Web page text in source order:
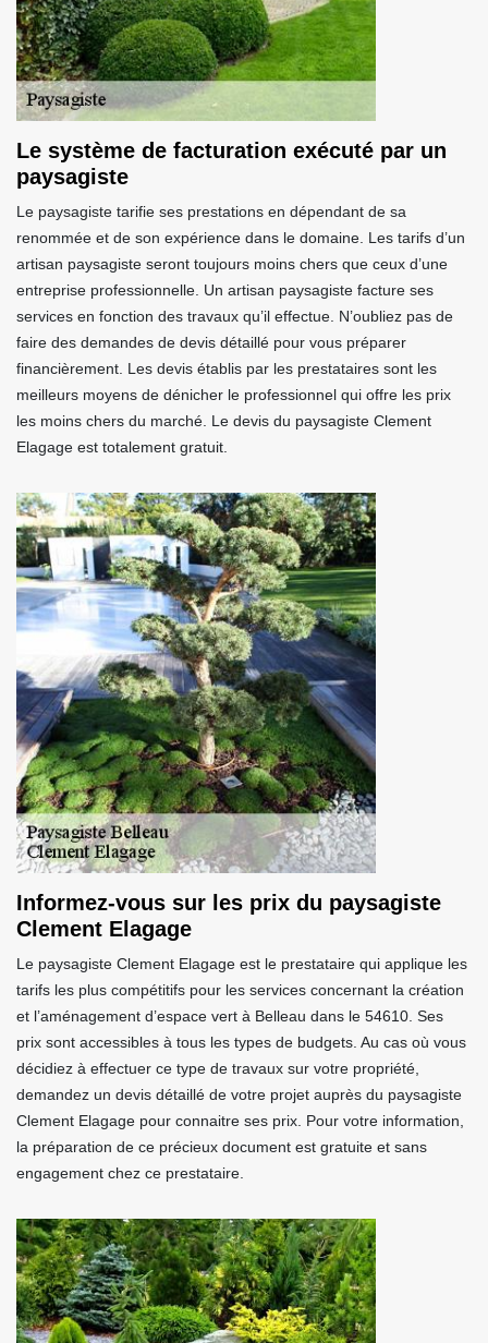
Le système de facturation exécuté par un
paysagiste
Le paysagiste tarifie ses prestations en dépendant de sa
renommée et de son expérience dans le domaine. Les tarifs d’un
artisan paysagiste seront toujours moins chers que ceux d’une
entreprise professionnelle. Un artisan paysagiste facture ses
services en fonction des travaux qu’il effectue. N’oubliez pas de
faire des demandes de devis détaillé pour vous préparer
financièrement. Les devis établis par les prestataires sont les
meilleurs moyens de dénicher le professionnel qui offre les prix
les moins chers du marché. Le devis du paysagiste Clement
Elagage est totalement gratuit.
Informez-vous sur les prix du paysagiste
Clement Elagage
Le paysagiste Clement Elagage est le prestataire qui applique les
tarifs les plus compétitifs pour les services concernant la création
et l’aménagement d’espace vert à Belleau dans le 54610. Ses
prix sont accessibles à tous les types de budgets. Au cas où vous
décidiez à effectuer ce type de travaux sur votre propriété,
demandez un devis détaillé de votre projet auprès du paysagiste
Clement Elagage pour connaitre ses prix. Pour votre information,
la préparation de ce précieux document est gratuite et sans
engagement chez ce prestataire.